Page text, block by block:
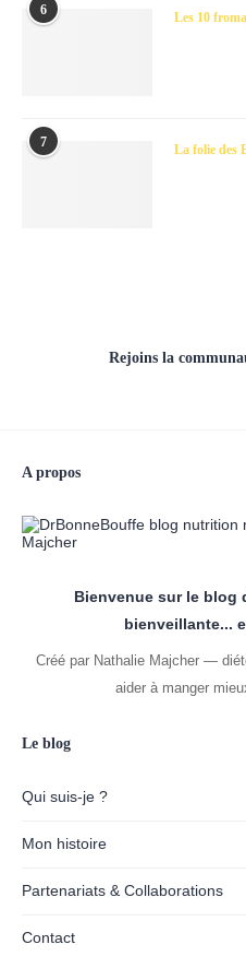
6 Les 10
7 La folie des
Rejoins la
A propos
Bienvenue sur le blog
bienveillante...
Créé par Nathalie Majcher —
aider à manger
Le blog
Qui suis-je ?
Mon histoire
Partenariats & Collaborations
Contact